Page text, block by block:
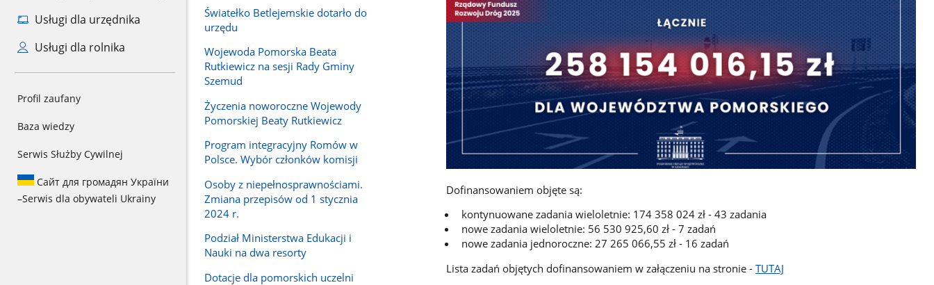
Usługi dla urzędnika
Usługi dla rolnika
Profil zaufany
Baza wiedzy
Serwis Służby Cywilnej
Сайт для громадян України
–Serwis dla obywateli Ukrainy
Światełko Betlejemskie dotarło do
urzędu
Wojewoda Pomorska Beata
Rutkiewicz na sesji Rady Gminy
Szemud
Życzenia noworoczne Wojewody
Pomorskiej Beaty Rutkiewicz
Program integracyjny Romów w
Polsce. Wybór członków komisji
Osoby z niepełnosprawnościami.
Zmiana przepisów od 1 stycznia
2024 r.
Podział Ministerstwa Edukacji i
Nauki na dwa resorty
Dotacje dla pomorskich uczelni
Dofinansowaniem objęte są:
kontynuowane zadania wieloletnie: 174 358 024 zł - 43 zadania
nowe zadania wieloletnie: 56 530 925,60 zł - 7 zadań
nowe zadania jednoroczne: 27 265 066,55 zł - 16 zadań
Lista zadań objętych dofinansowaniem w załączeniu na stronie -TUTAJ